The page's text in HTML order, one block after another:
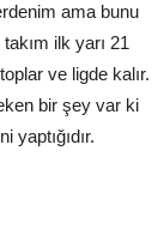
ama bunu
ilk yarı 21
ve ligde kalır.
bir şey var ki